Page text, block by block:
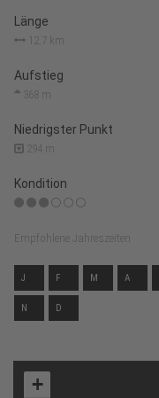
Länge
12.7 km
Aufstieg
368 m
Niedrigster Punkt
294 m
Kondition
Empfohlene Jahreszeiten
J F M A
N D
+